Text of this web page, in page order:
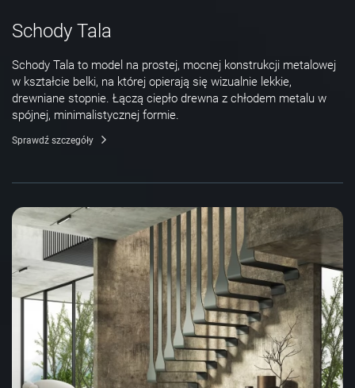
Schody Tala
Schody Tala to model na prostej, mocnej konstrukcji metalowej
w kształcie belki, na której opierają się wizualnie lekkie,
drewniane stopnie. Łączą ciepło drewna z chłodem metalu w
spójnej, minimalistycznej formie.
Sprawdź szczegóły